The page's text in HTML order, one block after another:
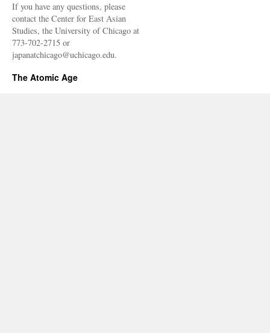
If you have any questions, please
contact the Center for East Asian
Studies, the University of Chicago at
773-702-2715 or
japanatchicago@uchicago.edu.
The Atomic Age